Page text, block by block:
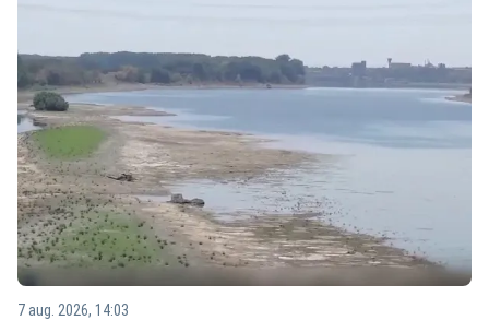
7 aug. 2026, 14:03